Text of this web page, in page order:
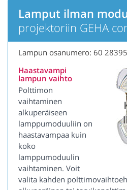
Lamput ilman
projektoriin GEHA
Lampun osanumero: 60
Haastavampi
lampun vaihto
Polttimon
vaihtaminen
alkuperäiseen
lamppumoduuliin on
haastavampaa kuin
koko
lamppumoduulin
vaihtaminen. Voit
valita kahden